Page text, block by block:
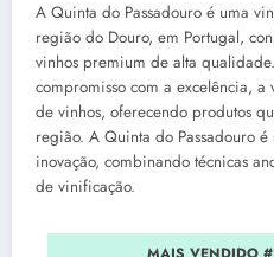
A Quinta do Passadouro é uma
região do Douro, em Portugal,
vinhos premium de alta
compromisso com a excelência,
de vinhos, oferecendo produtos
região. A Quinta do Passadouro
inovação, combinando técnicas
de vinificação.